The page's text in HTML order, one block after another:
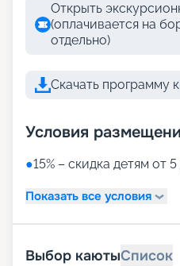
Открыть
(оплачивается на
отдельно)
Скачать программу
Условия
●15% – скидка детям от
Показать все условия
Выбор каютыСписок